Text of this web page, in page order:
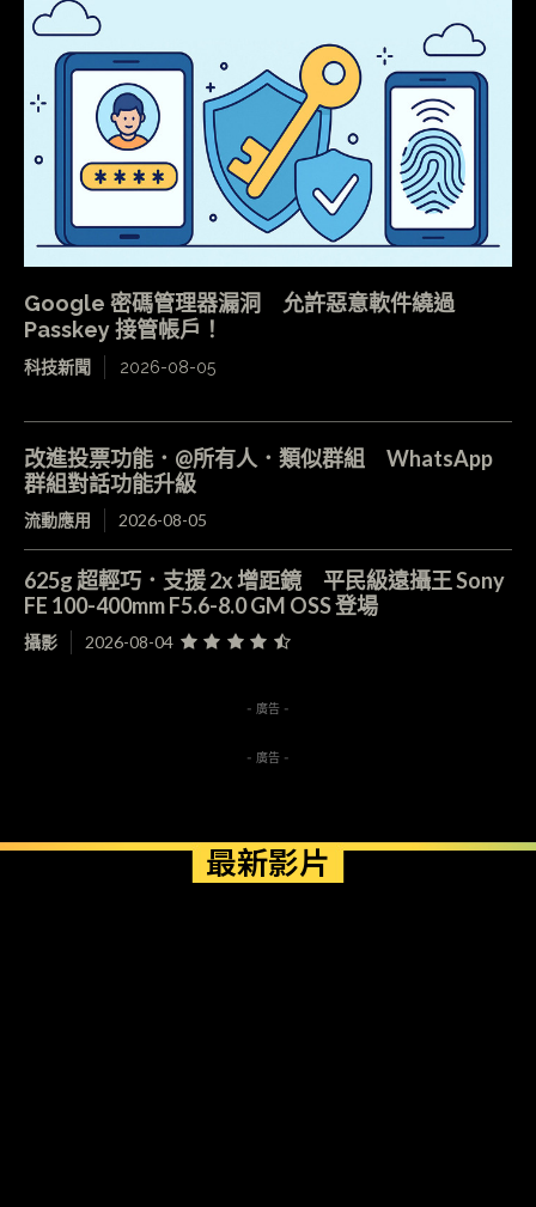
Google 密碼管理器漏洞 允許惡意軟件繞過
Passkey 接管帳戶！
科技新聞 2026-08-05
改進投票功能．@所有人．類似群組 WhatsApp
群組對話功能升級
流動應用 2026-08-05
625g 超輕巧．支援 2x 增距鏡 平民級遠攝王 Sony
FE 100-400mm F5.6-8.0 GM OSS 登場
攝影 2026-08-04
- 廣告 -
- 廣告 -
最新影片